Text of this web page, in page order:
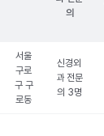
의
서울
구로
구 구
로동
신경외
과 전문
의 3명